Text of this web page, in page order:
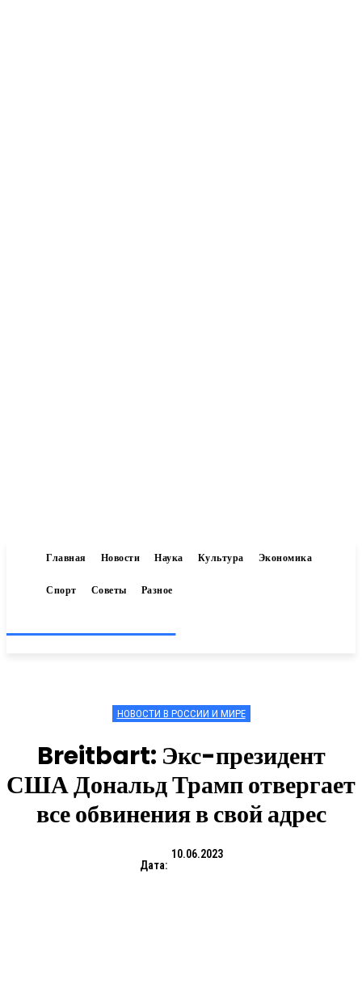
Главная Новости Наука Культура Экономика
Спорт Советы Разное
НОВОСТИ В РОССИИ И МИРЕ
Breitbart: Экс-президент
США Дональд Трамп отвергает
все обвинения в свой адрес
Дата:
10.06.2023